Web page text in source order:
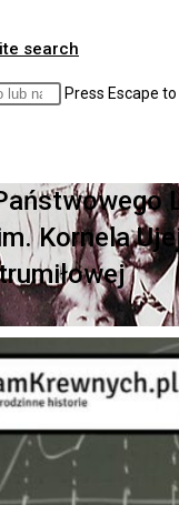
search
Press Escape
Kornela